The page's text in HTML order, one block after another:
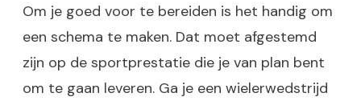
Om je goed voor te bereiden is het handig om
een schema te maken. Dat moet afgestemd
zijn op de sportprestatie die je van plan bent
om te gaan leveren. Ga je een wielerwedstrijd